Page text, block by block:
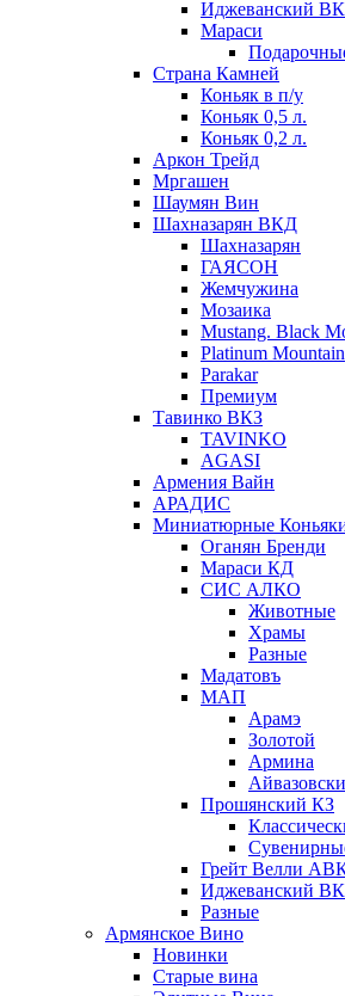
Иджеванский
Мараси
Страна Камней
Коньяк в п/у
Коньяк 0,5 л.
Коньяк 0,2 л.
Аркон Трейд
Мргашен
Шаумян Вин
Шахназарян ВКД
Шахназарян
ГАЯСОН
Жемчужина
Мозаика
Mustang. Black
Platinum Mountain
Parakar
Премиум
Тавинко ВКЗ
TAVINKO
AGASI
Армения Вайн
АРАДИС
Миниатюрные
Оганян Бренди
Мараси КД
СИС АЛКО
Животные
Храмы
Разные
Мадатовъ
МАП
Арамэ
Золотой
Армина
Прошянский КЗ
Грейт Велли
Иджеванский
Разные
Армянское Вино
Новинки
Старые вина